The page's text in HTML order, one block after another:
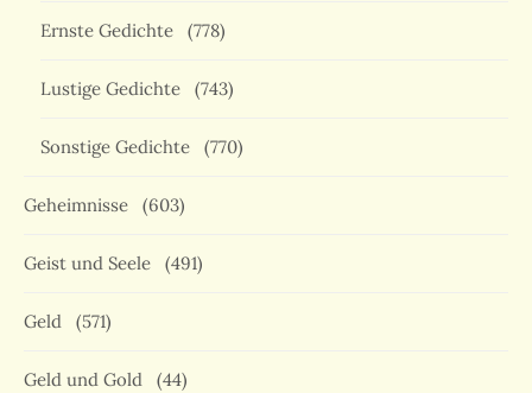
Ernste Gedichte (778)
Lustige Gedichte (743)
Sonstige Gedichte (770)
Geheimnisse (603)
Geist und Seele (491)
Geld (571)
Geld und Gold (44)